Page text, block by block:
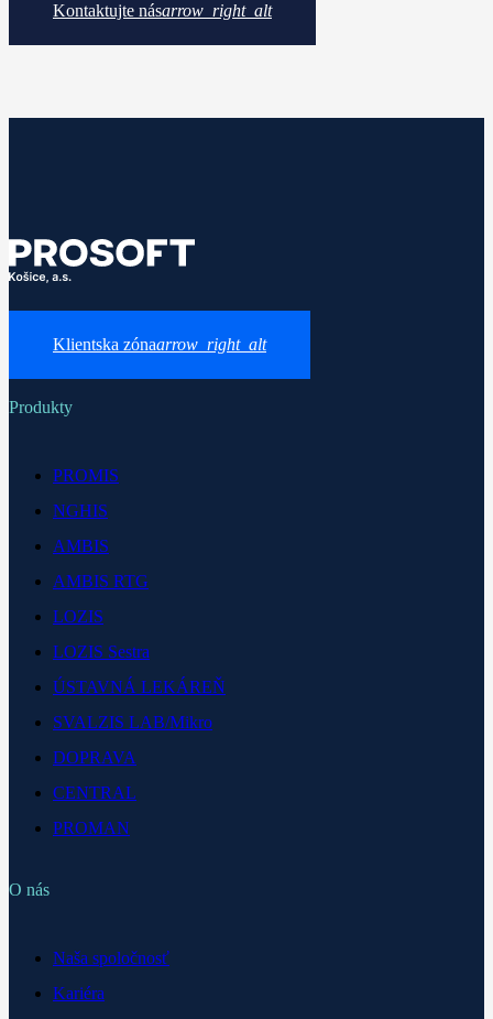
Kontaktujte násarrow_right_alt
Klientska zónaarrow_right_alt
Produkty
PROMIS
NGHIS
AMBIS
AMBIS RTG
LOZIS
LOZIS Sestra
ÚSTAVNÁ LEKÁREŇ
SVALZIS LAB/Mikro
DOPRAVA
CENTRAL
PROMAN
O nás
Naša spoločnosť
Kariéra